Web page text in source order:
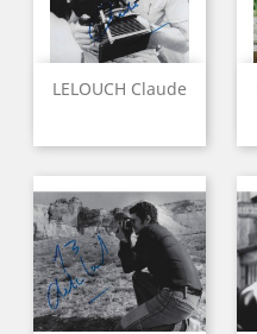
LELOUCH Claude